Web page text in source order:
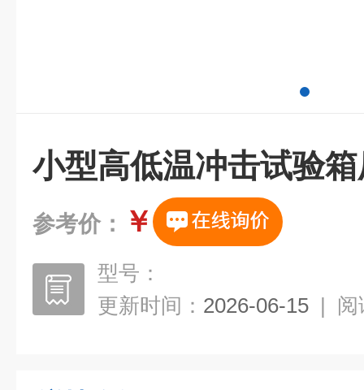
小型高低温冲击试验
参考价： ￥
型号：
更新时间： 2026-06-15 | 阅